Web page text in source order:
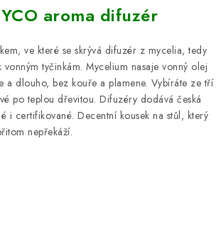
aroma difuzér
ve které se skrývá difuzér z mycelia, tedy
tyčinkám. Mycelium nasaje vonný olej
a dlouho, bez kouře a plamene. Vybíráte ze tří
po teplou dřevitou. Difuzéry dodává česká
i certifikované. Decentní kousek na stůl, který
nepřekáží.